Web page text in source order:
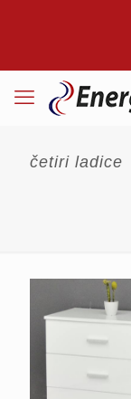
četiri ladice